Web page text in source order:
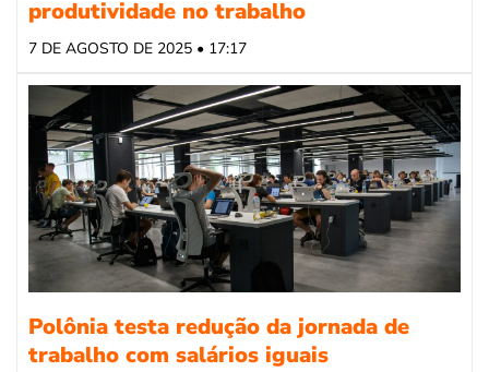
produtividade no trabalho
7 DE AGOSTO DE 2025 • 17:17
Polônia testa redução da jornada de
trabalho com salários iguais